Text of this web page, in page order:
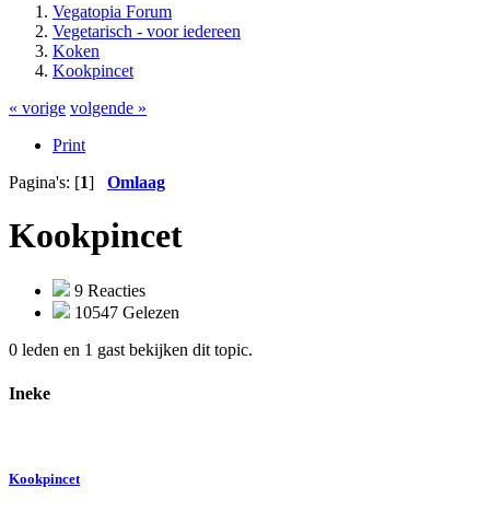
Vegatopia Forum
Vegetarisch - voor iedereen
Koken
Kookpincet
« vorige volgende »
Print
Pagina's: [1] Omlaag
Kookpincet
9 Reacties
10547 Gelezen
0 leden en 1 gast bekijken dit topic.
Ineke
Kookpincet